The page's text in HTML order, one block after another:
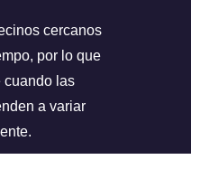
cercanos
por lo que
cuando las
a variar